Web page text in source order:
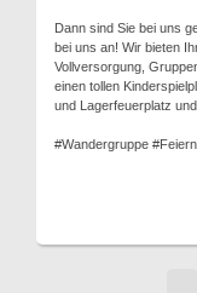
Dann sind Sie bei uns
bei uns an! Wir bieten
Vollversorgung,
einen tollen
und Lagerfeuerplatz
#Wandergruppe